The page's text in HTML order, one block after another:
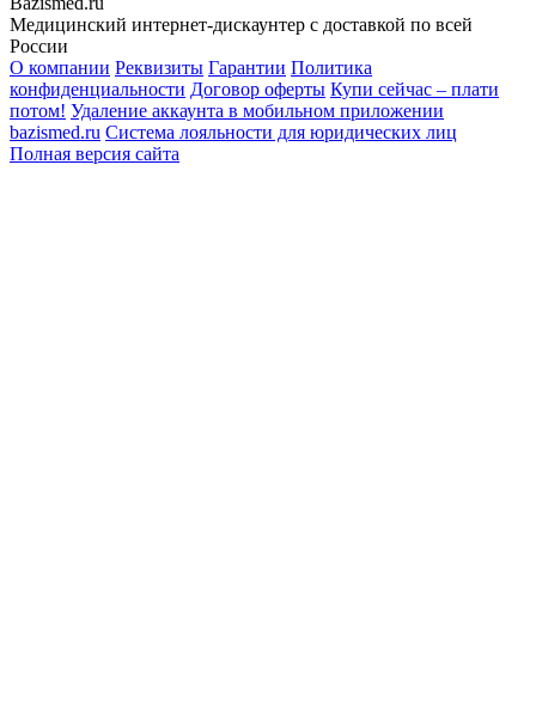
Медицинский интернет-дискаунтер с доставкой по всей
России
О компании Реквизиты Гарантии Политика
конфиденциальности Договор оферты Купи сейчас – плати
потом! Удаление аккаунта в мобильном приложении
bazismed.ru Система лояльности для юридических лиц
Полная версия сайта